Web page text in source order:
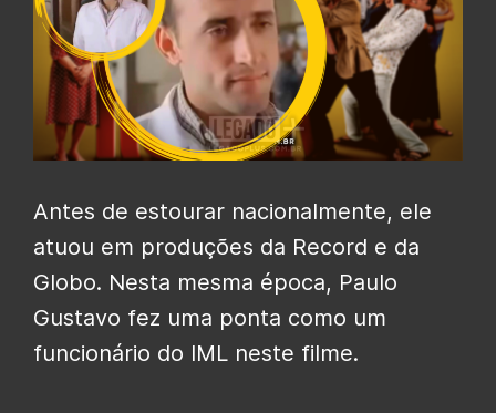
Antes de estourar nacionalmente, ele
atuou em produções da Record e da
Globo. Nesta mesma época, Paulo
Gustavo fez uma ponta como um
funcionário do IML neste filme.